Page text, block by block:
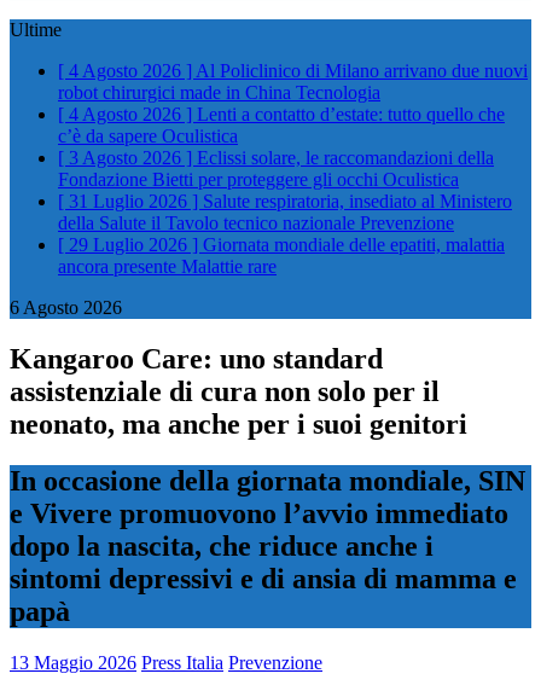
Ultime
[ 4 Agosto 2026 ] Al Policlinico di Milano arrivano due nuovi
robot chirurgici made in China Tecnologia
[ 4 Agosto 2026 ] Lenti a contatto d’estate: tutto quello che
c’è da sapere Oculistica
[ 3 Agosto 2026 ] Eclissi solare, le raccomandazioni della
Fondazione Bietti per proteggere gli occhi Oculistica
[ 31 Luglio 2026 ] Salute respiratoria, insediato al Ministero
della Salute il Tavolo tecnico nazionale Prevenzione
[ 29 Luglio 2026 ] Giornata mondiale delle epatiti, malattia
ancora presente Malattie rare
6 Agosto 2026
Kangaroo Care: uno standard
assistenziale di cura non solo per il
neonato, ma anche per i suoi genitori
In occasione della giornata mondiale, SIN
e Vivere promuovono l’avvio immediato
dopo la nascita, che riduce anche i
sintomi depressivi e di ansia di mamma e
papà
13 Maggio 2026 Press Italia Prevenzione